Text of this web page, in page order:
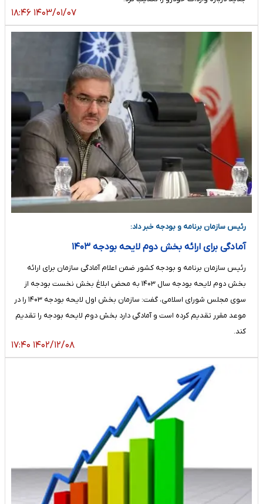
۱۴۰۳/۰۱/۰۷ ۱۸:۴۶
رئیس سازمان برنامه و بودجه خبر داد:
آمادگی برای ارائه بخش دوم لایحه بودجه ۱۴۰۳
رئیس سازمان برنامه و بودجه کشور ضمن اعلام آمادگی سازمان برای ارائه
بخش دوم لایحه بودجه سال ۱۴۰۳ به محض ابلاغ بخش نخست بودجه از
سوی مجلس شورای اسلامی، گفت: سازمان بخش اول لایحه بودجه ۱۴۰۳ را در
موعد مقرر تقدیم کرده است و آمادگی دارد بخش دوم لایحه بودجه را تقدیم
کند.
۱۴۰۲/۱۲/۰۸ ۱۷:۴۰